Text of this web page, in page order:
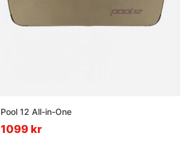
Pool 12 All-in-One
1099 kr